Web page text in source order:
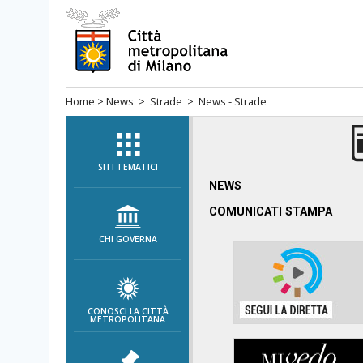
Salta
al
menù
navigazione
Salta
al
menù
navigazione
interna
Salta
contenuto
Salta
Home > News > Strade > News - Strade
SITI TEMATICI
CHI GOVERNA
CONOSCI LA CITTÀ
METROPOLITANA
NEWS
COMUNICATI STAMPA